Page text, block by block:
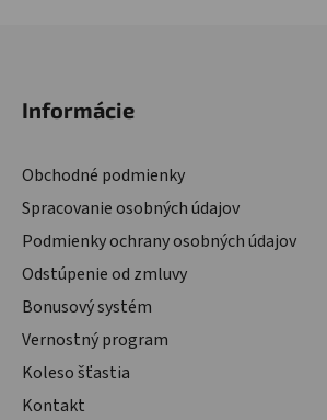
Informácie
Obchodné podmienky
Spracovanie osobných údajov
Podmienky ochrany osobných údajov
Odstúpenie od zmluvy
Bonusový systém
Vernostný program
Koleso šťastia
Kontakt